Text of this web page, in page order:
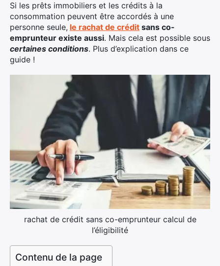
Si les prêts immobiliers et les crédits à la
consommation peuvent être accordés à une
personne seule, le rachat de crédit sans co-
emprunteur existe aussi. Mais cela est possible sous
certaines conditions. Plus d’explication dans ce
guide !
rachat de crédit sans co-emprunteur calcul de
l’éligibilité
Contenu de la page